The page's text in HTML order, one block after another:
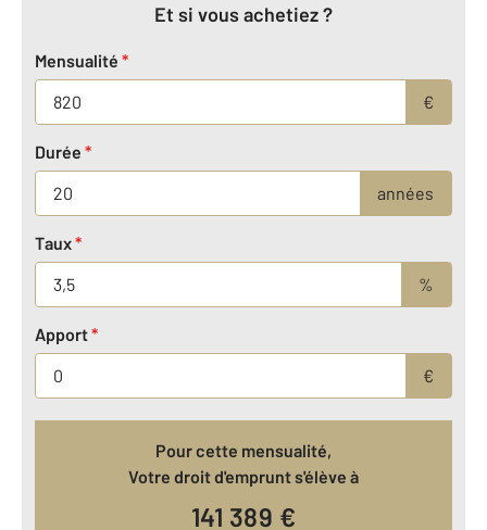
Et si vous achetiez ?
Mensualité *
€
Durée *
années
Taux*
%
Apport*
€
Pour cette mensualité,
Votre droit d'emprunt s'élève à
141 389 €